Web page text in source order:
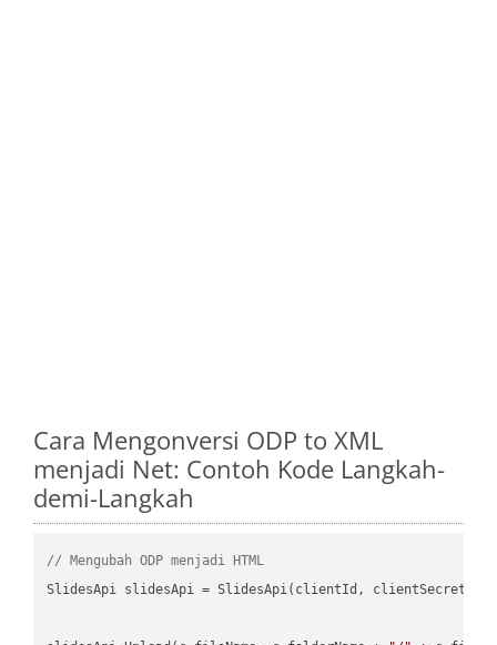
Cara Mengonversi ODP to XML
menjadi Net: Contoh Kode Langkah-
demi-Langkah
// Mengubah ODP menjadi HTML
SlidesApi slidesApi = SlidesApi(clientId, clientSecret);